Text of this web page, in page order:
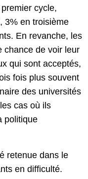
cycle,
3% en troisième
En revanche, les
chance de voir leur
qui sont acceptés,
fois plus souvent
des universités
cas où ils
politique
retenue dans le
en difficulté.